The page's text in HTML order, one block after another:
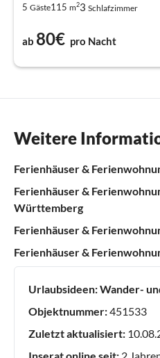
5 Gäste115 m23 Schlafzimmer
ab 80€ pro Nacht
Weitere
Ferienhäuser &
Ferienhäuser &
Württemberg
Ferienhäuser &
Ferienhäuser &
Urlaubsideen:Wander-
Objektnummer:451533
Zuletzt aktualisiert: